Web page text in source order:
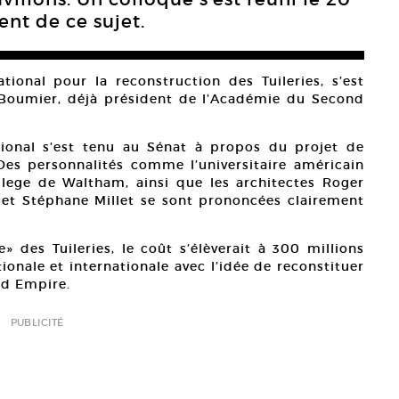
de ce sujet.
pour la reconstruction des Tuileries, s’est
déjà président de l’Académie du Second
s’est tenu au Sénat à propos du projet de
personnalités comme l’universitaire américain
de Waltham, ainsi que les architectes Roger
Stéphane Millet se sont prononcées clairement
des Tuileries, le coût s’élèverait à 300 millions
et internationale avec l’idée de reconstituer
Empire.
PUBLICITÉ